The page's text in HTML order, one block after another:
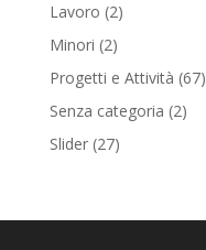
Lavoro (2)
Minori (2)
Progetti e Attività (67)
Senza categoria (2)
Slider(27)